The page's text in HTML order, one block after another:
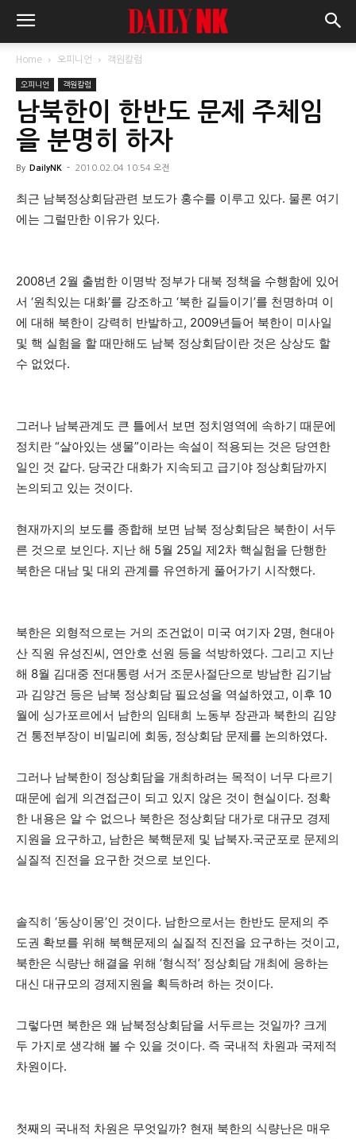
Home 오피니언 객원칼럼
오피니언 객원칼럼
남북한이 한반도 문제 주체임
을 분명히 하자
By DailyNK - 2010.02.04 10:54 오전
최근 남북정상회담관련 보도가 홍수를 이루고 있다. 물론 여기
에는 그럴만한 이유가 있다.
2008년 2월 출범한 이명박 정부가 대북 정책을 수행함에 있어
서 ‘원칙있는 대화’를 강조하고 ‘북한 길들이기’를 천명하며 이
에 대해 북한이 강력히 반발하고, 2009년들어 북한이 미사일
및 핵 실험을 할 때만해도 남북 정상회담이란 것은 상상도 할
수 없었다.
그러나 남북관계도 큰 틀에서 보면 정치영역에 속하기 때문에
정치란 “살아있는 생물”이라는 속설이 적용되는 것은 당연한
일인 것 같다. 당국간 대화가 지속되고 급기야 정상회담까지
논의되고 있는 것이다.
현재까지의 보도를 종합해 보면 남북 정상회담은 북한이 서두
른 것으로 보인다. 지난 해 5월 25일 제2차 핵실험을 단행한
북한은 대남 및 대외 관계를 유연하게 풀어가기 시작했다.
북한은 외형적으로는 거의 조건없이 미국 여기자 2명, 현대아
산 직원 유성진씨, 연안호 선원 등을 석방하였다. 그리고 지난
해 8월 김대중 전대통령 서거 조문사절단으로 방남한 김기남
과 김양건 등은 남북 정상회담 필요성을 역설하였고, 이후 10
월에 싱가포르에서 남한의 임태희 노동부 장관과 북한의 김양
건 통전부장이 비밀리에 회동, 정상회담 문제를 논의하였다.
그러나 남북한이 정상회담을 개최하려는 목적이 너무 다르기
때문에 쉽게 의견접근이 되고 있지 않은 것이 현실이다. 정확
한 내용은 알 수 없으나 북한은 정상회담 대가로 대규모 경제
지원을 요구하고, 남한은 북핵문제 및 납북자․국군포로 문제의
실질적 진전을 요구한 것으로 보인다.
솔직히 ‘동상이몽’인 것이다. 남한으로서는 한반도 문제의 주
도권 확보를 위해 북핵문제의 실질적 진전을 요구하는 것이고,
북한은 식량난 해결을 위해 ‘형식적’ 정상회담 개최에 응하는
대신 대규모의 경제지원을 획득하려 하는 것이다.
그렇다면 북한은 왜 남북정상회담을 서두르는 것일까? 크게
두 가지로 생각해 볼 수 있을 것이다. 즉 국내적 차원과 국제적
차원이다.
첫째의 국내적 차원은 무엇일까? 현재 북한의 식량난은 매우